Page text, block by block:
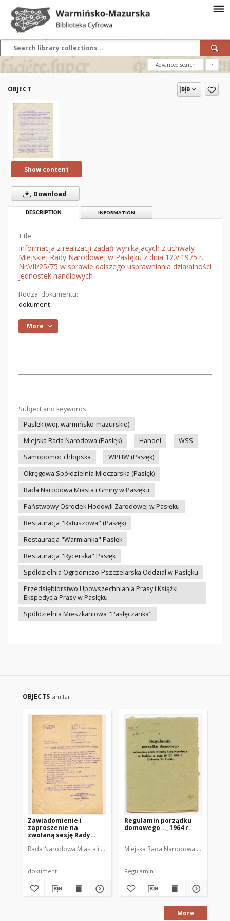
Advanced search ?
OBJECT
Show content
Download
DESCRIPTION INFORMATION
Title:
Informacja z realizacji zadań wynikajacych z uchwały
Miejskiej Rady Narodowej w Pasłęku z dnia 12.V.1975 r.
Nr.VII/25/75 w sprawie dalszego usprawniania działalności
jednostek handlowych
Rodzaj dokumentu:
dokument
More
Subject and keywords:
Pasłęk (woj. warmińsko-mazurskie)
Miejska Rada Narodowa (Pasłęk)
Handel
WSS
Samopomoc chłopska
WPHW (Pasłęk)
Okręgowa Spółdzielnia Mleczarska (Pasłęk)
Rada Narodowa Miasta i Gminy w Pasłęku
Państwowy Ośrodek Hodowli Zarodowej w Pasłęku
Restauracja "Ratuszowa" (Pasłęk)
Restauracja "Warmianka" Pasłęk
Restauracja "Rycerska" Pasłęk
Spółdzielnia Ogrodniczo-Pszczelarska Oddział w Pasłęku
Przedsiębiorstwo Upowszechniania Prasy i Książki
Ekspedycja Prasy w Pasłęku
Spółdzielnia Mieszkaniowa "Pasłęczanka"
OBJECTS similar
Zawiadomienie i
zaproszenie na
zwołaną sesję Rady
Gminy Pasłęk w dniu
Rada Narodowa Miasta i Gminy w Pasłęku
dokument
Regulamin porządku
domowego..., 1964 r.
Miejska Rada Narodowa w Pasłęku
Regulamin
More